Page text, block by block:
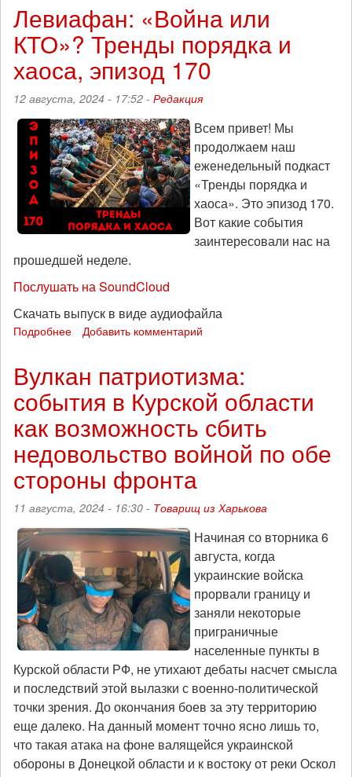
день
антивоенной
солидарности!
Анархистский
взгляд
из
Харькова
Левиафан: «Война или
КТО»? Тренды порядка и
хаоса, эпизод 170
12 августа, 2024 - 17:52 - Редакция
Всем привет! Мы
продолжаем наш
еженедельный подкаст
«Тренды порядка и
хаоса». Это эпизод 170.
Вот какие события
заинтересовали нас на
прошедшей неделе.
Послушать на SoundCloud
Скачать выпуск в виде аудиофайла
Подробнее
или
Тренды
порядка
и
хаоса,
эпизод
170
Добавить комментарий
Вулкан патриотизма:
события в Курской области
как возможность сбить
недовольство войной по обе
стороны фронта
11 августа, 2024 - 16:30 - Товарищ из Харькова
Начиная со вторника 6
августа, когда
украинские войска
прорвали границу и
заняли некоторые
приграничные
населенные пункты в
Курской области РФ, не утихают дебаты насчет смысла
и последствий этой вылазки с военно-политической
точки зрения. До окончания боев за эту территорию
еще далеко. На данный момент точно ясно лишь то,
что такая атака на фоне валящейся украинской
обороны в Донецкой области и к востоку от реки Оскол